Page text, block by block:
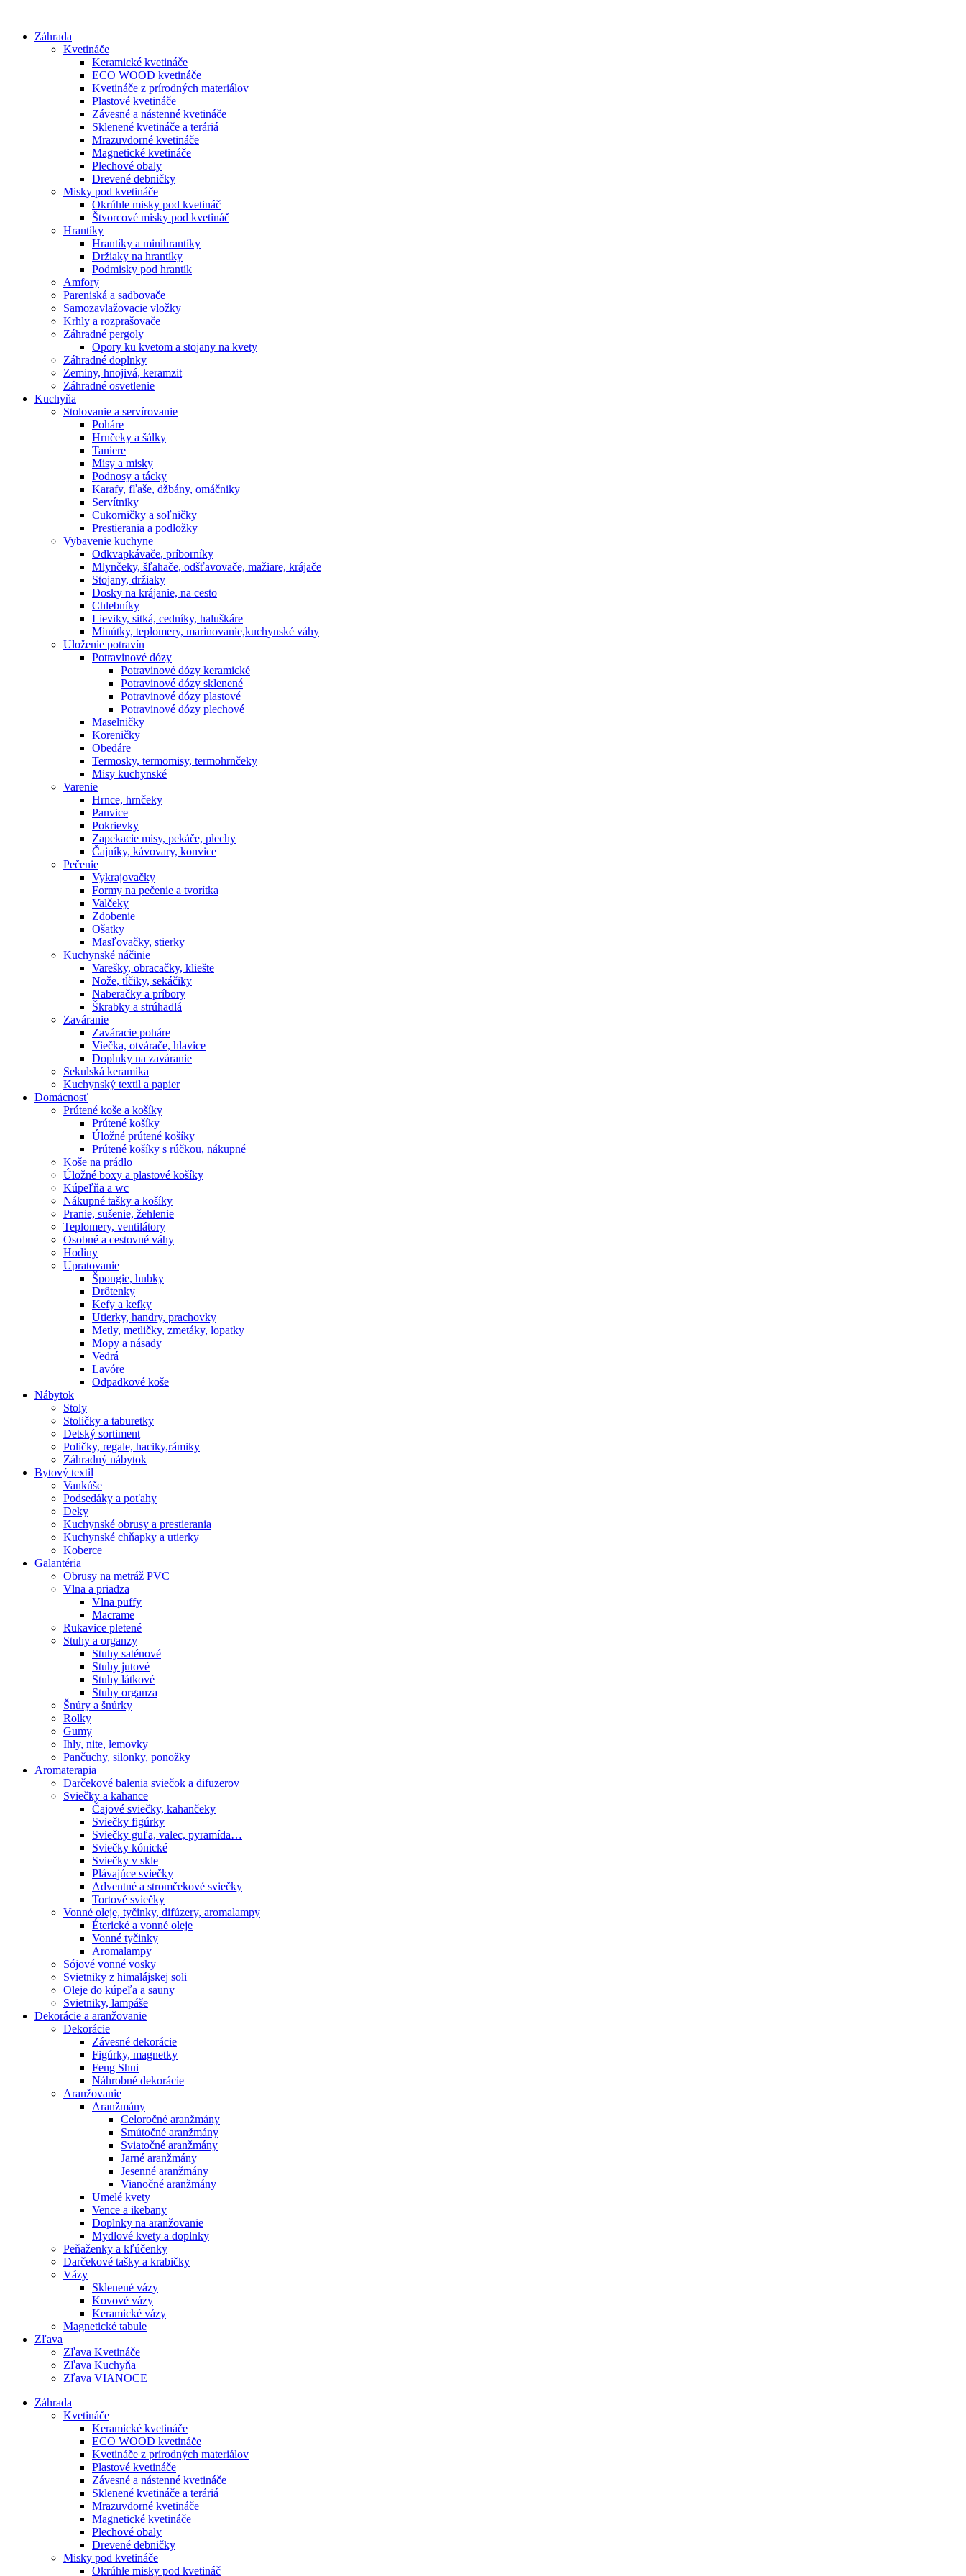
obsah
Záhrada
Kvetináče
Keramické kvetináče
ECO WOOD kvetináče
Kvetináče z prírodných materiálov
Plastové kvetináče
Závesné a nástenné kvetináče
Sklenené kvetináče a teráriá
Mrazuvdorné kvetináče
Magnetické kvetináče
Plechové obaly
Drevené debničky
Misky pod kvetináče
Okrúhle misky pod kvetináč
Štvorcové misky pod kvetináč
Hrantíky
Hrantíky a minihrantíky
Držiaky na hrantíky
Podmisky pod hrantík
Amfory
Pareniská a sadbovače
Samozavlažovacie vložky
Krhly a rozprašovače
Záhradné pergoly
Opory ku kvetom a stojany na kvety
Záhradné doplnky
Zeminy, hnojivá, keramzit
Záhradné osvetlenie
Kuchyňa
Stolovanie a servírovanie
Poháre
Hrnčeky a šálky
Taniere
Misy a misky
Podnosy a tácky
Karafy, fľaše, džbány, omáčniky
Servítniky
Cukorničky a soľničky
Prestierania a podložky
Vybavenie kuchyne
Odkvapkávače, príborníky
Mlynčeky, šľahače, odšťavovače, mažiare, krájače
Stojany, držiaky
Dosky na krájanie, na cesto
Chlebníky
Lieviky, sitká, cedníky, haluškáre
Minútky, teplomery, marinovanie,kuchynské váhy
Uloženie potravín
Potravinové dózy
Potravinové dózy keramické
Potravinové dózy sklenené
Potravinové dózy plastové
Potravinové dózy plechové
Maselničky
Koreničky
Obedáre
Termosky, termomisy, termohrnčeky
Misy kuchynské
Varenie
Hrnce, hrnčeky
Panvice
Pokrievky
Zapekacie misy, pekáče, plechy
Čajníky, kávovary, konvice
Pečenie
Vykrajovačky
Formy na pečenie a tvorítka
Valčeky
Zdobenie
Ošatky
Masľovačky, stierky
Kuchynské náčinie
Varešky, obracačky, kliešte
Nože, tĺčiky, sekáčiky
Naberačky a príbory
Škrabky a strúhadlá
Zaváranie
Zaváracie poháre
Viečka, otvárače, hlavice
Doplnky na zaváranie
Sekulská keramika
Kuchynský textil a papier
Domácnosť
Prútené koše a košíky
Prútené košíky
Úložné prútené košíky
Prútené košíky s rúčkou, nákupné
Koše na prádlo
Úložné boxy a plastové košíky
Kúpeľňa a wc
Nákupné tašky a košíky
Pranie, sušenie, žehlenie
Teplomery, ventilátory
Osobné a cestovné váhy
Hodiny
Upratovanie
Špongie, hubky
Drôtenky
Kefy a kefky
Utierky, handry, prachovky
Metly, metličky, zmetáky, lopatky
Mopy a násady
Vedrá
Lavóre
Odpadkové koše
Nábytok
Stoly
Stoličky a taburetky
Detský sortiment
Poličky, regale, haciky,rámiky
Záhradný nábytok
Bytový textil
Vankúše
Podsedáky a poťahy
Deky
Kuchynské obrusy a prestierania
Kuchynské chňapky a utierky
Koberce
Galantéria
Obrusy na metráž PVC
Vlna a priadza
Vlna puffy
Macrame
Rukavice pletené
Stuhy a organzy
Stuhy saténové
Stuhy jutové
Stuhy látkové
Stuhy organza
Šnúry a šnúrky
Rolky
Gumy
Ihly, nite, lemovky
Pančuchy, silonky, ponožky
Aromaterapia
Darčekové balenia sviečok a difuzerov
Sviečky a kahance
Čajové sviečky, kahančeky
Sviečky figúrky
Sviečky guľa, valec, pyramída…
Sviečky kónické
Sviečky v skle
Plávajúce sviečky
Adventné a stromčekové sviečky
Tortové sviečky
Vonné oleje, tyčinky, difúzery, aromalampy
Éterické a vonné oleje
Vonné tyčinky
Aromalampy
Sójové vonné vosky
Svietniky z himalájskej soli
Oleje do kúpeľa a sauny
Svietniky, lampáše
Dekorácie a aranžovanie
Dekorácie
Závesné dekorácie
Figúrky, magnetky
Feng Shui
Náhrobné dekorácie
Aranžovanie
Aranžmány
Celoročné aranžmány
Smútočné aranžmány
Sviatočné aranžmány
Jarné aranžmány
Jesenné aranžmány
Vianočné aranžmány
Umelé kvety
Vence a ikebany
Doplnky na aranžovanie
Mydlové kvety a doplnky
Peňaženky a kľúčenky
Darčekové tašky a krabičky
Vázy
Sklenené vázy
Kovové vázy
Keramické vázy
Magnetické tabule
Zľava
Zľava Kvetináče
Zľava Kuchyňa
Zľava VIANOCE
Záhrada
Kvetináče
Keramické kvetináče
ECO WOOD kvetináče
Kvetináče z prírodných materiálov
Plastové kvetináče
Závesné a nástenné kvetináče
Sklenené kvetináče a teráriá
Mrazuvdorné kvetináče
Magnetické kvetináče
Plechové obaly
Drevené debničky
Misky pod kvetináče
Okrúhle misky pod kvetináč